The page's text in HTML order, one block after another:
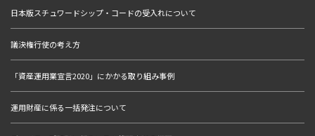
日本版スチュワードシップ・コードの受入れについて
議決権行使の考え方
「資産運用業宣言2020」にかかる取り組み事例
運用財産に係る一括発注について